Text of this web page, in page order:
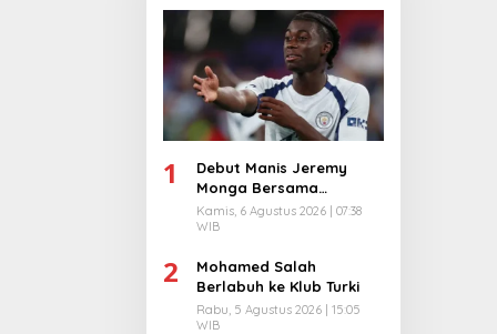
1
Debut Manis Jeremy
Monga Bersama
Manchester City
Kamis, 6 Agustus 2026 | 07:38
WIB
2
Mohamed Salah
Berlabuh ke Klub Turki
Rabu, 5 Agustus 2026 | 15:05
WIB